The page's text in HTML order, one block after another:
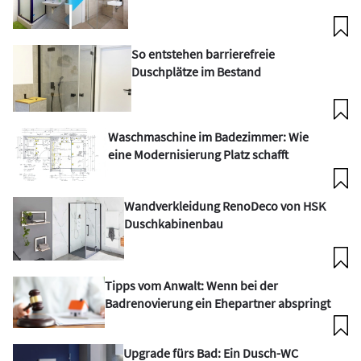
So entstehen barrierefreie
Duschplätze im Bestand
Waschmaschine im Badezimmer: Wie
eine Modernisierung Platz schafft
Wandverkleidung RenoDeco von HSK
Duschkabinenbau
Tipps vom Anwalt: Wenn bei der
Badrenovierung ein Ehepartner abspringt
Upgrade fürs Bad: Ein Dusch-WC